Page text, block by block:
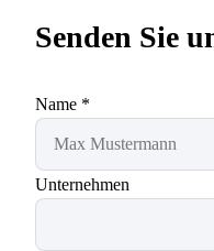
Senden Sie
Name *
Unternehmen